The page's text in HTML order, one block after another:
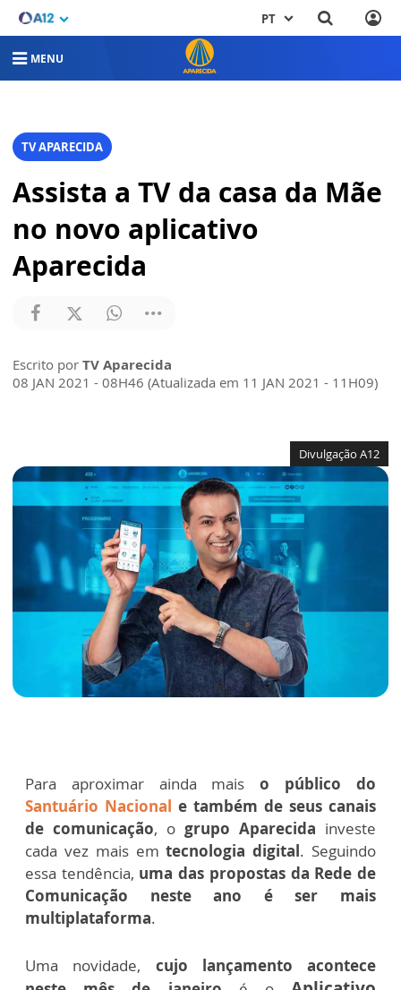
PT
MENU
TV APARECIDA
Assista a TV da casa da Mãe
no novo aplicativo
Aparecida
Escrito por TV Aparecida
08 JAN 2021 - 08H46 (Atualizada em 11 JAN 2021 - 11H09)
Divulgação A12
Para aproximar ainda maiso público do
Santuário Nacional e também de seus canais
de comunicação, o grupo Aparecida investe
cada vez mais emtecnologia digital. Seguindo
essa tendência, uma das propostas da Rede de
Comunicação neste ano é ser mais
multiplataforma.
Uma novidade, cujo lançamento acontece